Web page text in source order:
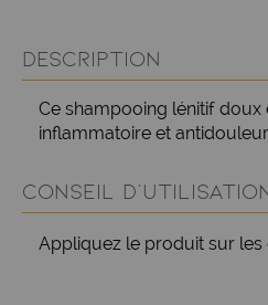
DESCRIPTION
Ce shampooing lénitif doux
inflammatoire et
CONSEIL
Appliquez le produit sur les